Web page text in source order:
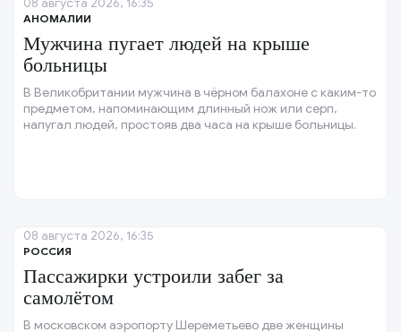
АНОМАЛИИ
Мужчина пугает людей на крыше
больницы
В Великобритании мужчина в чёрном балахоне с каким-то
предметом, напоминающим длинный нож или серп,
напугал людей, простояв два часа на крыше больницы.
08 августа 2026, 16:35
РОССИЯ
Пассажирки устроили забег за
самолётом
В московском аэропорту Шереметьево две женщины
08 августа 2026, 16:35